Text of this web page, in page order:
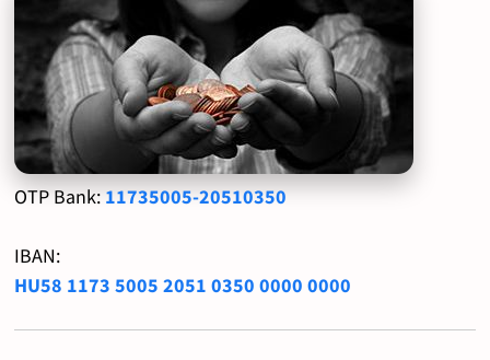
OTP Bank: 11735005-20510350
IBAN:
HU58 1173 5005 2051 0350 0000 0000